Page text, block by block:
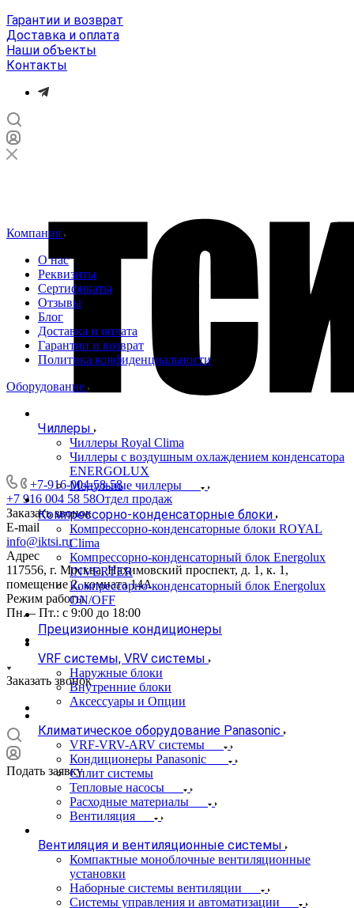
Гарантии и возврат
Доставка и оплата
Наши объекты
Контакты
+7-916-004-58-58
+7 916 004 58 58Отдел продаж
Заказать звонок
E-mail
info@iktsi.ru
Адрес
117556, г. Москва, Нахимовский проспект, д. 1, к. 1,
помещение 2, комната 14А
Режим работы
Пн. – Пт.: с 9:00 до 18:00
Заказать звонок
Подать заявку
Компания
О нас
Реквизиты
Сертификаты
Отзывы
Блог
Доставка и оплата
Гарантии и возврат
Политика конфиденциальности
Оборудование
Чиллеры
Чиллеры Royal Clima
Чиллеры с воздушным охлаждением конденсатора
ENERGOLUX
Модульные чиллеры
Компрессорно-конденсаторные блоки
Компрессорно-конденсаторные блоки ROYAL
Clima
Компрессорно-конденсаторный блок Energolux
INVERTER
Компрессорно-конденсаторный блок Energolux
ON/OFF
Прецизионные кондиционеры
VRF системы, VRV системы
Наружные блоки
Внутренние блоки
Аксессуары и Опции
Климатическое оборудование Panasonic
VRF-VRV-ARV системы
Кондиционеры Panasonic
Сплит системы
Тепловые насосы
Расходные материалы
Вентиляция
Вентиляция и вентиляционные системы
Компактные моноблочные вентиляционные
установки
Наборные системы вентиляции
Системы управления и автоматизации